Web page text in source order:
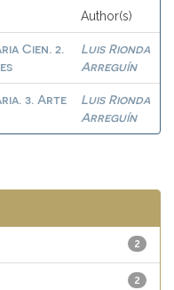
Author(s)
Cien. 2.
Luis Rionda
Arreguín
3. Arte
Luis Rionda
Arreguín
2
2